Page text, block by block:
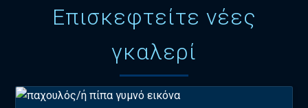
Επισκεφτείτε νέες
γκαλερί